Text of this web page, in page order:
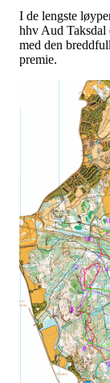
I de lengste
hhv Aud Taksdal
med den
premie.